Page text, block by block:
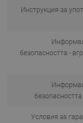
Инструкция за
безопасността -
Условия за